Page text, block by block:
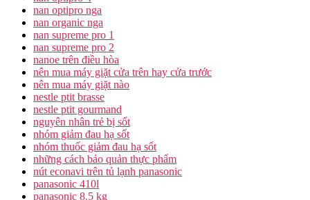
nan optipro nga
nan organic nga
nan supreme pro 1
nan supreme pro 2
nanoe trên điều hòa
nên mua máy giặt cửa trên hay cửa trước
nên mua máy giặt nào
nestle ptit brasse
nestle ptit gourmand
nguyên nhân trẻ bị sốt
nhóm giảm đau hạ sốt
nhóm thuốc giảm đau hạ sốt
những cách bảo quản thực phẩm
nút econavi trên tủ lạnh panasonic
panasonic 410l
panasonic 8.5 kg